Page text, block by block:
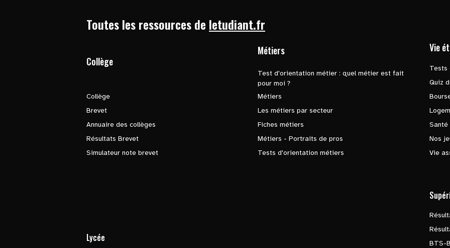
Toutes les ressources de letudiant.fr
Collège
Collège
Brevet
Annuaire des collèges
Résultats Brevet
Simulateur note brevet
Métiers
Test d'orientation métier : quel métier est fait
pour moi ?
Métiers
Les métiers par secteur
Fiches métiers
Métiers - Portraits de pros
Tests d'orientation métiers
Vie
Tests
Quiz
Santé
Nos
Vie
Lycée
BTS-